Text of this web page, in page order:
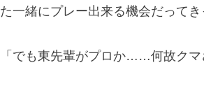
た一緒にプレー出来る機会だって
「でも東先輩がプロか……何故クマ